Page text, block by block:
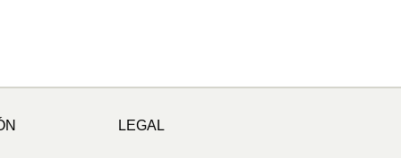
LEGAL